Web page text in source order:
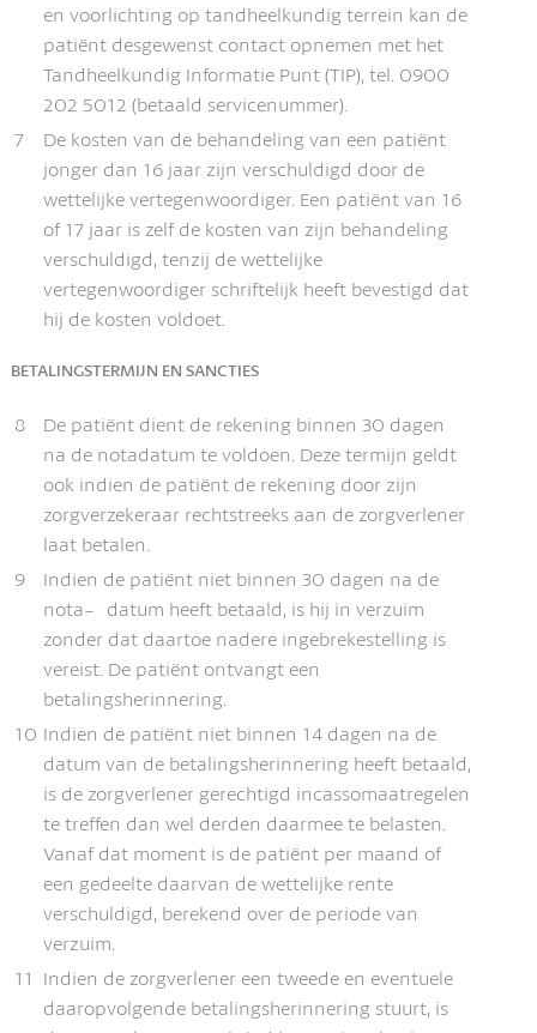
en voorlichting op tandheelkundig terrein kan de
patiënt desgewenst contact opnemen met het
Tandheelkundig Informatie Punt (TIP), tel. 0900
202 5012 (betaald servicenummer).
7
De kosten van de behandeling van een patiënt
jonger dan 16 jaar zijn verschuldigd door de
wettelijke vertegenwoordiger. Een patiënt van 16
of 17 jaar is zelf de kosten van zijn behandeling
verschuldigd, tenzij de wettelijke
vertegenwoordiger schriftelijk heeft bevestigd dat
hij de kosten voldoet.
BETALINGSTERMIJN EN SANCTIES
8
De patiënt dient de rekening binnen 30 dagen
na de notadatum te voldoen. Deze termijn geldt
ook indien de patiënt de rekening door zijn
zorgverzekeraar rechtstreeks aan de zorgverlener
laat betalen.
9
Indien de patiënt niet binnen 30 dagen na de
nota- datum heeft betaald, is hij in verzuim
zonder dat daartoe nadere ingebrekestelling is
vereist. De patiënt ontvangt een
betalingsherinnering.
10 Indien de patiënt niet binnen 14 dagen na de
datum van de betalingsherinnering heeft betaald,
is de zorgverlener gerechtigd incassomaatregelen
te treffen dan wel derden daarmee te belasten.
Vanaf dat moment is de patiënt per maand of
een gedeelte daarvan de wettelijke rente
verschuldigd, berekend over de periode van
verzuim.
11 Indien de zorgverlener een tweede en eventuele
daaropvolgende betalingsherinnering stuurt, is